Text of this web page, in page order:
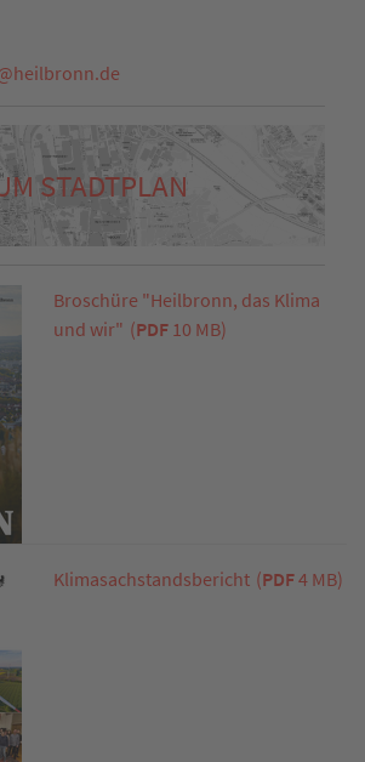
heilbronn.de
STADTPLAN
Broschüre "Heilbronn, das Klima
und wir" (PDF 10 MB)
Klimasachstandsbericht (PDF4 MB)